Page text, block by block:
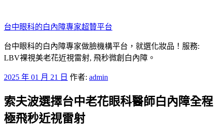
至
主
要
內
台中眼科的白內障專家超贊平台
台中眼科的白內障專家做臉機構平台，就選化妝品！服務:
LBV裸視美老花近視雷射, 飛秒微創白內障。
發
於
2025 年 01 月 21 日 作者: admin
索夫波選擇台中老花眼科醫師白內障全程
極飛秒近視雷射